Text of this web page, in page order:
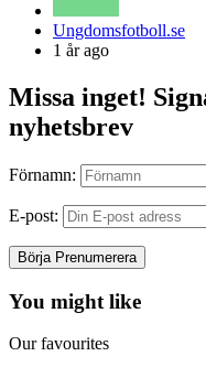
Posted
by
Ungdomsfotboll.se
1 år ago
Missa inget!
nyhetsbrev
Förnamn:
E-post:
You might like
Our favourites